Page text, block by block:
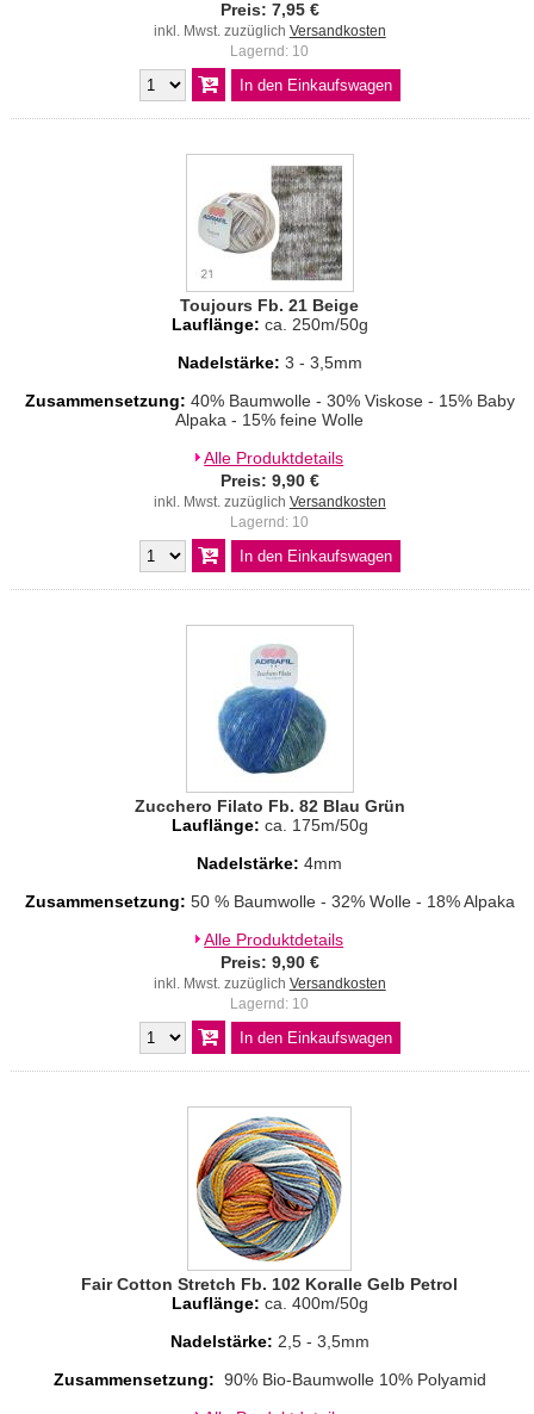
Preis: 7,95 €
inkl. Mwst. zuzüglich Versandkosten
Lagernd: 10
Toujours Fb. 21 Beige
Lauflänge: ca. 250m/50g
Nadelstärke: 3 - 3,5mm
Zusammensetzung: 40% Baumwolle - 30% Viskose - 15% Baby
Alpaka - 15% feine Wolle
Alle Produktdetails
Preis: 9,90 €
inkl. Mwst. zuzüglich Versandkosten
Lagernd: 10
Zucchero Filato Fb. 82 Blau Grün
Lauflänge: ca. 175m/50g
Nadelstärke: 4mm
Zusammensetzung: 50 % Baumwolle - 32% Wolle - 18% Alpaka
Alle Produktdetails
Preis: 9,90 €
inkl. Mwst. zuzüglich Versandkosten
Lagernd: 10
Fair Cotton Stretch Fb. 102 Koralle Gelb Petrol
Lauflänge: ca. 400m/50g
Nadelstärke: 2,5 - 3,5mm
Zusammensetzung: 90% Bio-Baumwolle 10% Polyamid